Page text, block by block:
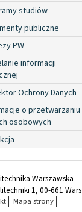
studiów
publiczne
PW
informacji
Ochrony Danych
o przetwarzaniu
osobowych
Warszawska
1, 00-661
Mapa strony